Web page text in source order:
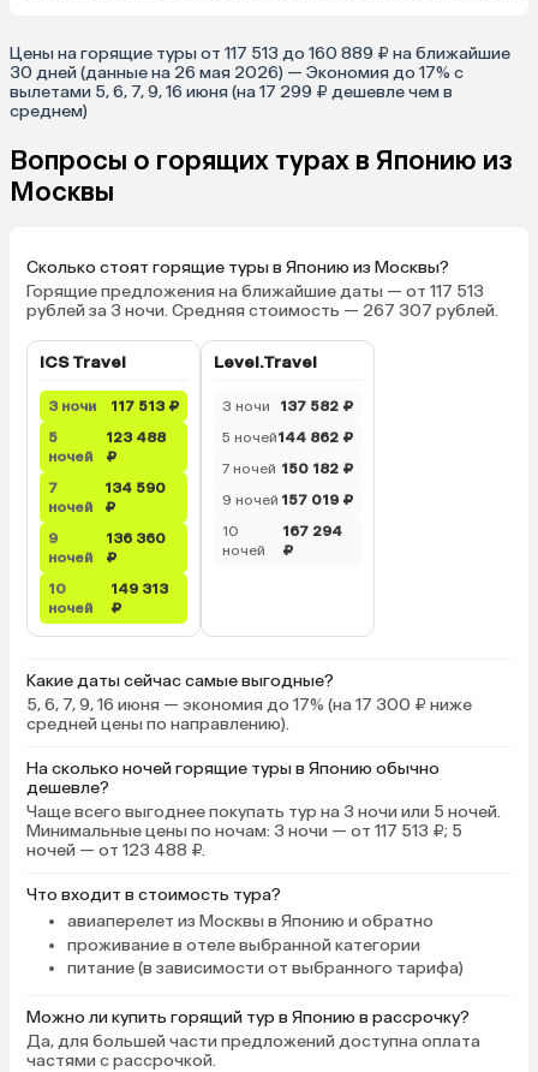
Цены на горящие туры от 117 513 до 160 889 ₽ на ближайшие
30 дней (данные на 26 мая 2026) — Экономия до 17% с
вылетами 5, 6, 7, 9, 16 июня (на 17 299 ₽ дешевле чем в
среднем)
Вопросы о горящих турах в Японию из
Москвы
Сколько стоят горящие туры в Японию из Москвы?
Горящие предложения на ближайшие даты — от 117 513
рублей за 3 ночи. Средняя стоимость — 267 307 рублей.
ICS Travel
3 ночи
117 513 ₽
5
ночей
123 488
₽
7
ночей
134 590
₽
9
ночей
136 360
₽
10
ночей
149 313
₽
Level.Travel
3 ночи
137 582 ₽
5 ночей144 862 ₽
7 ночей 150 182 ₽
9 ночей 157 019 ₽
10
ночей
167 294
₽
Какие даты сейчас самые выгодные?
5, 6, 7, 9, 16 июня — экономия до 17% (на 17 300 ₽ ниже
средней цены по направлению).
На сколько ночей горящие туры в Японию обычно
дешевле?
Чаще всего выгоднее покупать тур на 3 ночи или 5 ночей.
Минимальные цены по ночам: 3 ночи — от 117 513 ₽; 5
ночей — от 123 488 ₽.
Что входит в стоимость тура?
авиаперелет из Москвы в Японию и обратно
проживание в отеле выбранной категории
питание (в зависимости от выбранного тарифа)
Можно ли купить горящий тур в Японию в рассрочку?
Да, для большей части предложений доступна оплата
частями с рассрочкой.